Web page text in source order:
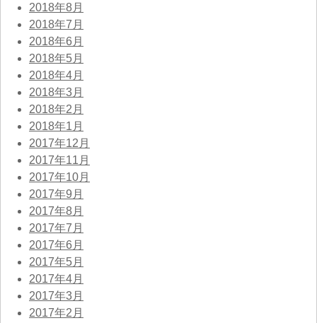
2018年8月
2018年7月
2018年6月
2018年5月
2018年4月
2018年3月
2018年2月
2018年1月
2017年12月
2017年11月
2017年10月
2017年9月
2017年8月
2017年7月
2017年6月
2017年5月
2017年4月
2017年3月
2017年2月